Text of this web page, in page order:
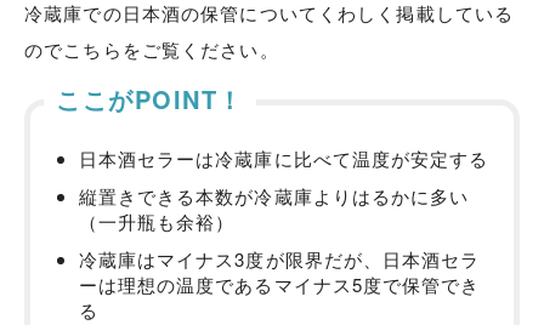
冷蔵庫での日本酒の保管についてくわしく掲載している
のでこちらをご覧ください。
ここがPOINT！
日本酒セラーは冷蔵庫に比べて温度が安定する
縦置きできる本数が冷蔵庫よりはるかに多い
（一升瓶も余裕）
冷蔵庫はマイナス3度が限界だが、日本酒セラ
ーは理想の温度であるマイナス5度で保管でき
る